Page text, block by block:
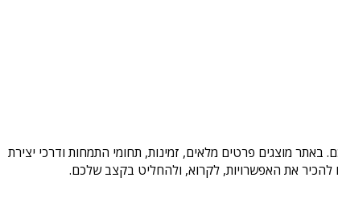
מוצגים פרטים מלאים, זמינות, תחומי התמחות ודרכי יצירת
את האפשרויות, לקרוא, ולהחליט בקצב שלכם.